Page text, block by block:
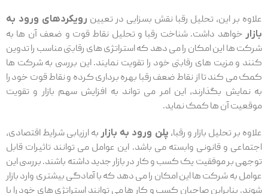
علاوه بر این، تحلیل رقبا نقش بسزایی در تعیین رویکردهای ورود به
بازار خواهد داشت. شناخت رقبا و تحلیل نقاط قوت و ضعف آن ها به
شرکت ‌ها این امکان را می‌ دهد که استراتژی ‌های رقابتی مناسب را تدوین
کنند و مزیت‌ های رقابتی خود را تقویت نمایند. این بررسی به شرکت ‌ها
کمک می ‌کند تا از نقاط ضعف رقبا بهره ‌برداری کرده و نقاط قوت خود را
به نمایش بگذارند، این امر می ‌تواند به افزایش سهم بازار و تقویت
موقعیت آن ها کمک نماید.
علاوه بر تحلیل بازار و رقبا، پلن ورود به بازاربه ارزیابی شرایط اقتصادی،
اجتماعی و قانونی وابسته می باشد. این عوامل می ‌توانند تاثیرات قابل
توجهی بر موفقیت یک کسب ‌و کار در بازار جدید داشته باشند. بررسی این
عوامل به شرکت‌ ها این امکان را می ‌دهد که با آمادگی بیشتری وارد بازار
شوند. بنابراین صاحبان کسب و کار ها می توانند استراتژی ‌های خود را با